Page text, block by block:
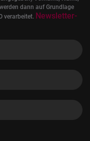
dann auf Grundlage
verarbeitet. Newsletter-